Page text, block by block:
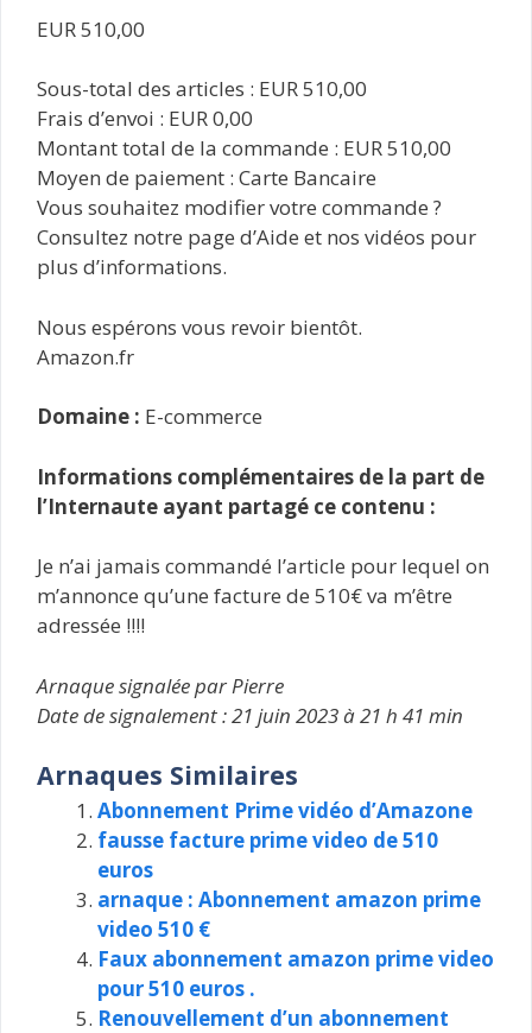
EUR 510,00
Sous-total des articles : EUR 510,00
Frais d’envoi : EUR 0,00
Montant total de la commande : EUR 510,00
Moyen de paiement : Carte Bancaire
Vous souhaitez modifier votre commande ?
Consultez notre page d’Aide et nos vidéos pour
plus d’informations.
Nous espérons vous revoir bientôt.
Amazon.fr
Domaine : E-commerce
Informations complémentaires de la part de
l’Internaute ayant partagé ce contenu :
Je n’ai jamais commandé l’article pour lequel on
m’annonce qu’une facture de 510€ va m’être
adressée !!!!
Arnaque signalée par Pierre
Date de signalement : 21 juin 2023 à 21 h 41 min
Arnaques Similaires
Abonnement Prime vidéo d’Amazone
fausse facture prime video de 510
euros
arnaque : Abonnement amazon prime
video 510 €
Faux abonnement amazon prime video
pour 510 euros .
Renouvellement d’un abonnement